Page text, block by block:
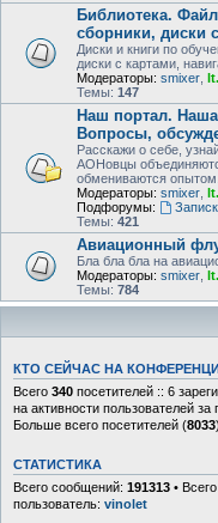
Библиотека.
сборники, диски
Диски и книги по
диски с картами,
Модераторы: smixer
Темы: 147
Наш портал.
Вопросы,
Расскажи о себе,
АОНовцы
обмениваются опытом.
Модераторы: smixer
Подфорумы:
Темы: 421
Авиационный
Бла бла бла на
Модераторы: smixer
Темы: 784
КТО СЕЙЧАС НА
Всего 340 посетителей :: 6
на активности пользователей
Больше всего посетителей (8033
СТАТИСТИКА
Всего сообщений: 191313 •
пользователь: vinolet